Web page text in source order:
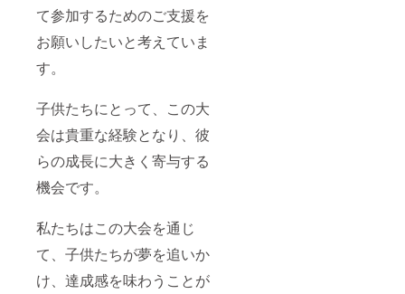
て参加するためのご支援を
お願いしたいと考えていま
す。
子供たちにとって、この大
会は貴重な経験となり、彼
らの成長に大きく寄与する
機会です。
私たちはこの大会を通じ
て、子供たちが夢を追いか
け、達成感を味わうことが